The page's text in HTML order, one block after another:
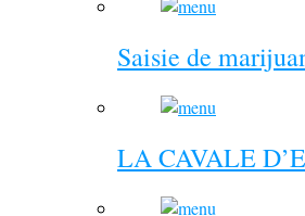
Saisie de
LA CAVALE